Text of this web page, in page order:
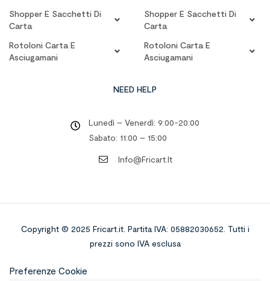
Shopper E Sacchetti Di
Carta
Rotoloni Carta E
Asciugamani
Shopper E Sacchetti Di
Carta
Rotoloni Carta E
Asciugamani
NEED HELP
Lunedì – Venerdì: 9:00-20:00
Sabato: 11:00 – 15:00
Info@fricart.it
Copyright © 2025 Fricart.it. Partita IVA: 05882030652. Tutti i
prezzi sono IVA esclusa
Preferenze Cookie